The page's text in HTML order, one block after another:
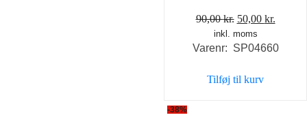
90,00kr. Den
oprindelige
pris
90,00 kr..
50,00 kr.
pris
inkl. moms
Varenr: SP04660
Tilføj til kurv
-38%